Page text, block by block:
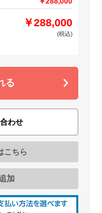
￥288,000
(税込)
る
わせ
こちら
加